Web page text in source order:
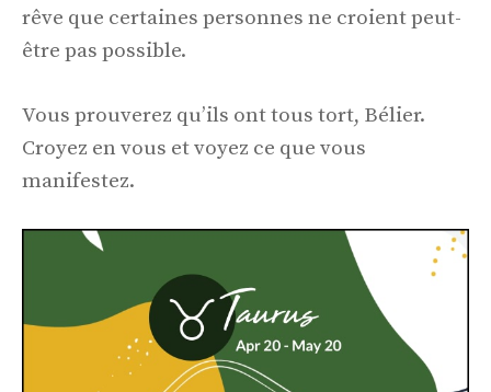
rêve que certaines personnes ne croient peut-
être pas possible.
Vous prouverez qu’ils ont tous tort, Bélier.
Croyez en vous et voyez ce que vous
manifestez.